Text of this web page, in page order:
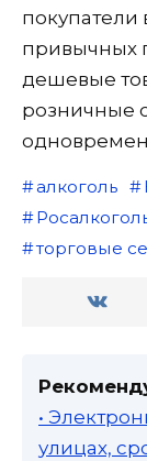
покупатели
привычных
дешевые
розничные
алкоголь
торговые
•
улицах,